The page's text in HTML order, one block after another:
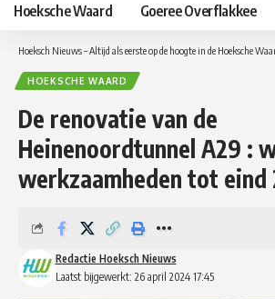
Hoeksche Waard Goeree Overflakkee
Hoeksch Nieuws – Altijd als eerste op de hoogte in de Hoeksche
HOEKSCHE WAARD
De renovatie van de
Heinenoordtunnel A29 :
werkzaamheden tot eind
Laatst bijgewerkt: 26 april 2024 17:45
Redactie Hoeksch Nieuws